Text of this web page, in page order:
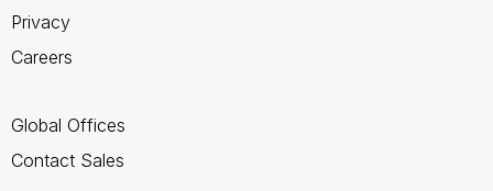
Privacy
Careers
Global Offices
Contact Sales